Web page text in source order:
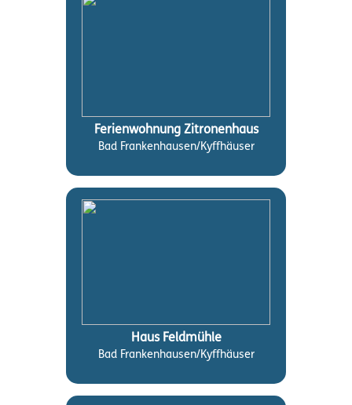
Ferienwohnung Zitronenhaus
Bad Frankenhausen/Kyffhäuser
Haus Feldmühle
Bad Frankenhausen/Kyffhäuser